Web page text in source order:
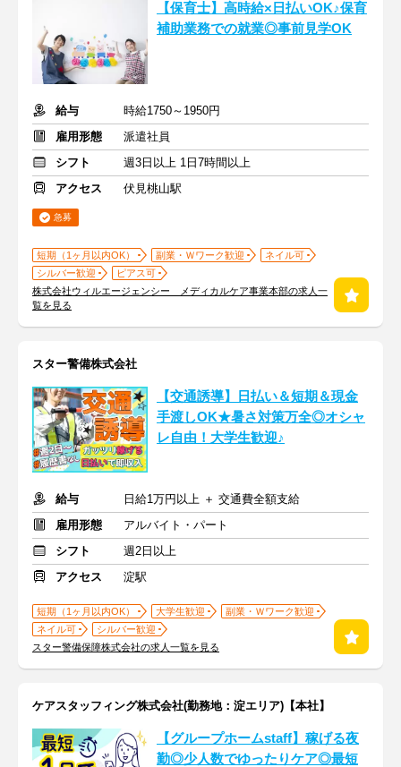
【保育士】高時給×日払いOK♪保育
補助業務での就業◎事前見学OK
給与
時給1750～1950円
雇用形態
派遣社員
シフト
週3日以上 1日7時間以上
アクセス
伏見桃山駅
急募
短期（1ヶ月以内OK） 副業・Ｗワーク歓迎
ネイル可
シルバー歓迎
ピアス可
株式会社ウィルエージェンシー メディカルケア事業本部の求人一
覧を見る
スター警備株式会社
【交通誘導】日払い＆短期＆現金
手渡しOK★暑さ対策万全◎オシャ
レ自由！大学生歓迎♪
給与
日給1万円以上 ＋ 交通費全額支給
雇用形態
アルバイト・パート
シフト
週2日以上
アクセス
淀駅
短期（1ヶ月以内OK） 大学生歓迎
副業・Ｗワーク歓迎
ネイル可
シルバー歓迎
スター警備保障株式会社の求人一覧を見る
ケアスタッフィング株式会社(勤務地：淀エリア)【本社】
【グループホームstaff】稼げる夜
勤◎少人数でゆったりケア◎最短